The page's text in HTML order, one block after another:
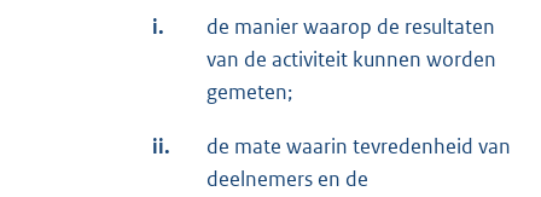
i.
de manier waarop de resultaten
van de activiteit kunnen worden
gemeten;
ii.
de mate waarin tevredenheid van
deelnemers en de